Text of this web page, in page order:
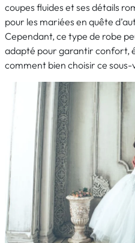
coupes fluides et ses détails
pour les mariées en quête
Cependant, ce type de robe
adapté pour garantir confort,
comment bien choisir ce